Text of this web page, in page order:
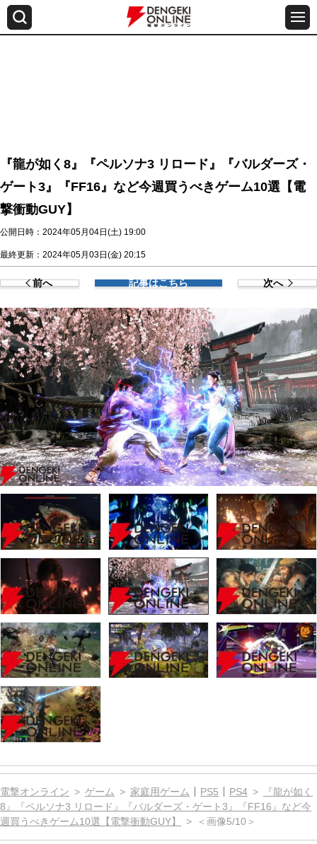
『龍が如く8』『ペルソナ3 リロード』『バルダーズ・
ゲート3』『FF16』など今週買うべきゲーム10選【電
撃衝動GUY】
公開日時：2024年05月04日(土) 19:00
最終更新：2024年05月03日(金) 20:15
前へ 記事はこちら 次へ
電撃オンライン ゲーム 家庭用ゲーム PS5 PS4
『龍が如く
8』『ペルソナ3 リロード』『バルダーズ・ゲート3』『FF16』など今
週買うべきゲーム10選【電撃衝動GUY】
＜画像5/10＞